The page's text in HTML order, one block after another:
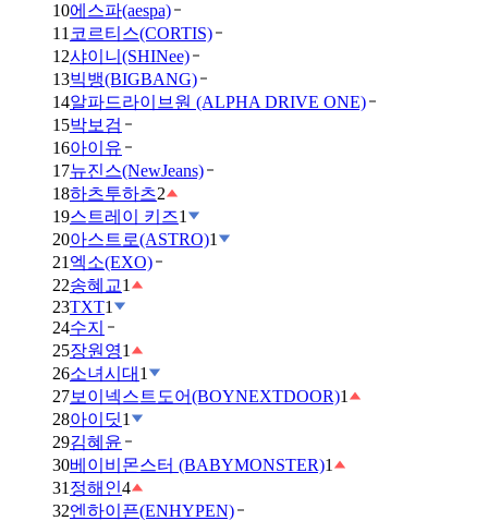
10에스파(aespa)
11 코르티스(CORTIS)
12샤이니(SHINee)
13빅뱅(BIGBANG)
14알파드라이브원 (ALPHA DRIVE ONE)
15박보검
16아이유
17뉴진스(NewJeans)
18하츠투하츠2
19스트레이 키즈1
20아스트로(ASTRO)1
21 엑소(EXO)
22송혜교1
23TXT1
24수지
25장원영1
26소녀시대 1
27보이넥스트도어(BOYNEXTDOOR)1
28아이딧1
29김혜윤
30베이비몬스터 (BABYMONSTER)1
31 정해인4
32엔하이픈(ENHYPEN)